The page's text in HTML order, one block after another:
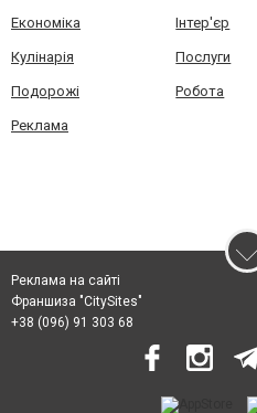
Економіка Інтер'єр
Кулінарія Послуги
Подорожі Робота
Реклама
Реклама на сайті
Франшиза "CitySites"
+38 (096) 91 303 68